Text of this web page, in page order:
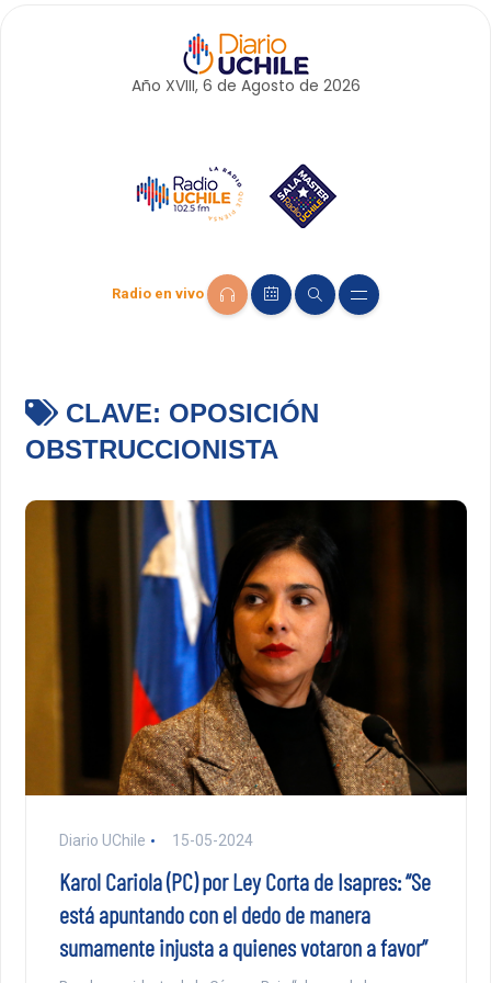
Año XVIII, 6 de Agosto de 2026
Radio en vivo
CLAVE: OPOSICIÓN
OBSTRUCCIONISTA
Diario UChile 15-05-2024
Karol Cariola (PC) por Ley Corta de Isapres: “Se
está apuntando con el dedo de manera
sumamente injusta a quienes votaron a favor”